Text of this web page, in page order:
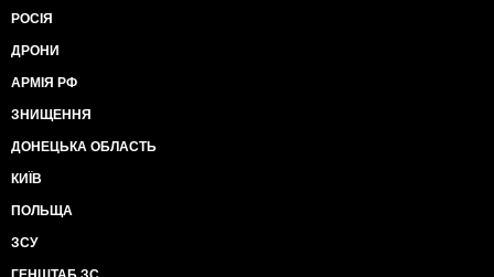
РОСІЯ
ДРОНИ
АРМІЯ РФ
ЗНИЩЕННЯ
ДОНЕЦЬКА ОБЛАСТЬ
КИЇВ
ПОЛЬЩА
ЗСУ